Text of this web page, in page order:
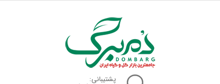
پشتیبانی: